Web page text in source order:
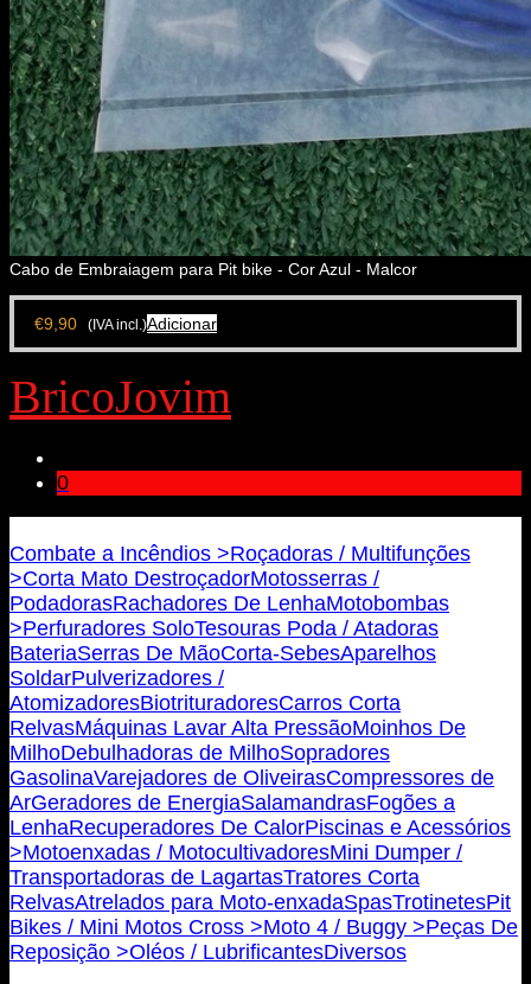
Cabo de Embraiagem para Pit bike - Cor Azul - Malcor
€9,90 (IVA incl.)Adicionar
BricoJovim
0
Combate a Incêndios >Roçadoras / Multifunções
>Corta Mato DestroçadorMotosserras /
PodadorasRachadores De LenhaMotobombas
>Perfuradores SoloTesouras Poda / Atadoras
BateriaSerras De MãoCorta-SebesAparelhos
SoldarPulverizadores /
AtomizadoresBiotrituradoresCarros Corta
RelvasMáquinas Lavar Alta PressãoMoinhos De
MilhoDebulhadoras de MilhoSopradores
GasolinaVarejadores de OliveirasCompressores de
ArGeradores de EnergiaSalamandrasFogões a
LenhaRecuperadores De CalorPiscinas e Acessórios
>Motoenxadas / MotocultivadoresMini Dumper /
Transportadoras de LagartasTratores Corta
RelvasAtrelados para Moto-enxadaSpasTrotinetesPit
Bikes / Mini Motos Cross >Moto 4 / Buggy >Peças De
Reposição >Oléos / LubrificantesDiversos